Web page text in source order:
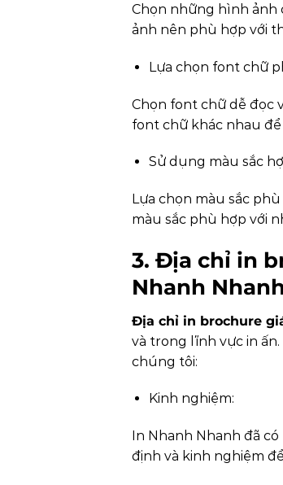
Chọn những hình ảnh
ảnh nên phù hợp với
Lựa chọn font chữ
Chọn font chữ dễ đọc
font chữ khác nhau
Sử dụng màu sắc
Lựa chọn màu sắc
màu sắc phù hợp với
3. Địa chỉ in
Nhanh
Địa chỉ in brochure
và trong lĩnh vực in
chúng tôi:
Kinh nghiệm:
In Nhanh Nhanh đã
định và kinh nghiệm